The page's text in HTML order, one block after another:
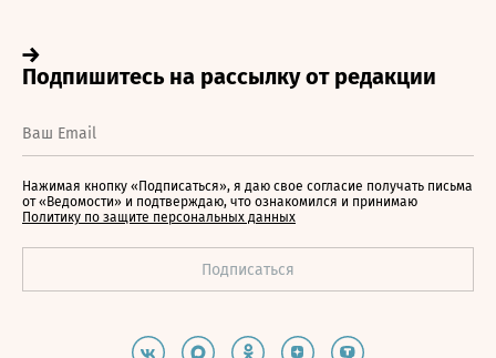
Нажимая кнопку «Подписаться», я даю свое согласие получать письма
от «Ведомости» и подтверждаю, что ознакомился и принимаю
Политику по защите персональных данных